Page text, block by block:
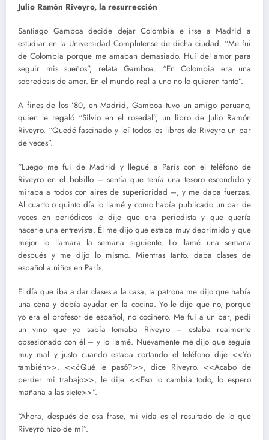
Julio Ramón Riveyro, la resurrección
Santiago Gamboa decide dejar Colombia e irse a Madrid a
estudiar en la Universidad Complutense de dicha ciudad. “Me fui
de Colombia porque me amaban demasiado. Huí del amor para
seguir mis sueños”, relata Gamboa. “En Colombia era una
sobredosis de amor. En el mundo real a uno no lo quieren tanto”.
A fines de los ’80, en Madrid, Gamboa tuvo un amigo peruano,
quien le regaló “Silvio en el rosedal”, un libro de Julio Ramón
Riveyro. “Quedé fascinado y leí todos los libros de Riveyro un par
de veces”.
“Luego me fui de Madrid y llegué a París con el teléfono de
Riveyro en el bolsillo – sentía que tenía una tesoro escondido y
miraba a todos con aires de superioridad –, y me daba fuerzas.
Al cuarto o quinto día lo llamé y como había publicado un par de
veces en periódicos le dije que era periodista y que quería
hacerle una entrevista. Él me dijo que estaba muy deprimido y que
mejor lo llamara la semana siguiente. Lo llamé una semana
después y me dijo lo mismo. Mientras tanto, daba clases de
español a niños en París.
El día que iba a dar clases a la casa, la patrona me dijo que había
una cena y debía ayudar en la cocina. Yo le dije que no, porque
yo era el profesor de español, no cocinero. Me fui a un bar, pedí
un vino que yo sabía tomaba Riveyro – estaba realmente
obsesionado con él – y lo llamé. Nuevamente me dijo que seguía
muy mal y justo cuando estaba cortando el teléfono dije <<Yo
también>>. <<¿Qué le pasó?>>, dice Riveyro. <<Acabo de
perder mi trabajo>>, le dije. <<Eso lo cambia todo, lo espero
mañana a las siete>>”.
“Ahora, después de esa frase, mi vida es el resultado de lo que
Riveyro hizo de mí”.